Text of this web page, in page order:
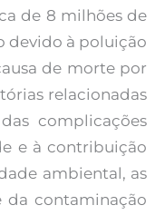
de 8 milhões de
devido à poluição
de morte por
relacionadas
complicações
e à contribuição
ambiental, as
da contaminação